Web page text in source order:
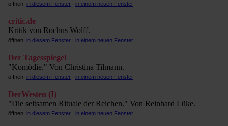
öffnen: in diesem Fenster | in einem neuen Fenster
critic.de
Kritik von Rochus Wolff.
öffnen: in diesem Fenster | in einem neuen Fenster
Der Tagesspiegel
"Komödie." Von Christina Tilmann.
öffnen: in diesem Fenster | in einem neuen Fenster
DerWesten (I)
"Die seltsamen Rituale der Reichen." Von Reinhard Lüke.
öffnen: in diesem Fenster | in einem neuen Fenster